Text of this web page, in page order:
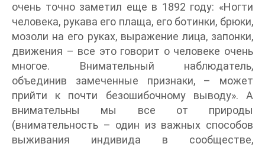
очень точно заметил еще в 1892 году: «Ногти
человека, рукава его плаща, его ботинки, брюки,
мозоли на его руках, выражение лица, запонки,
движения – все это говорит о человеке очень
многое. Внимательный наблюдатель,
объединив замеченные признаки, – может
прийти к почти безошибочному выводу». А
внимательны мы все от природы
(внимательность – один из важных способов
выживания индивида в сообществе,